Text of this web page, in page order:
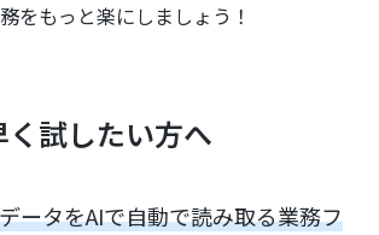
をもっと楽にしましょう！
く試したい方へ
ータをAIで自動で読み取る業務フ